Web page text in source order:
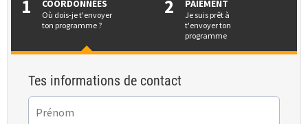
1
COORDONNÉES
Où dois-je t'envoyer
ton programme ?
2
PAIEMENT
Je suis prêt à
t'envoyer ton
programme
Tes informations de contact